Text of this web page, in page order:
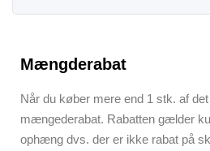
Mængderabat
Når du køber mere end 1 stk. af
mængederabat. Rabatten gælder
ophæng dvs. der er ikke rabat på